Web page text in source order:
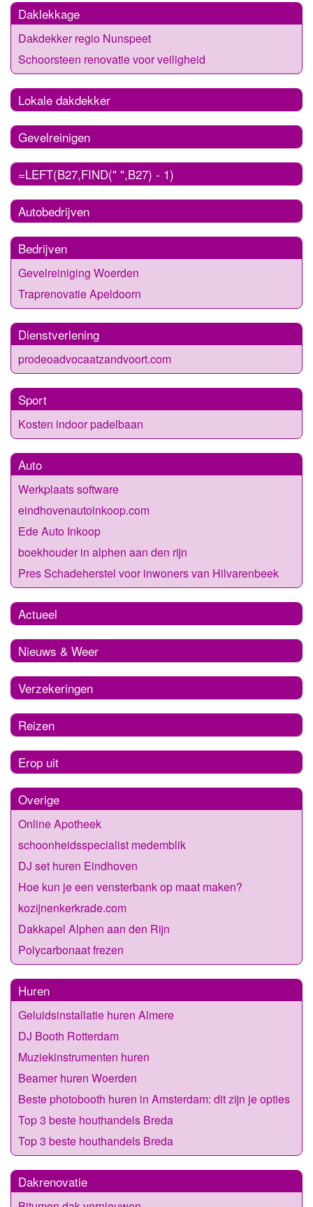
Daklekkage
Dakdekker regio Nunspeet
Schoorsteen renovatie voor veiligheid
Lokale dakdekker
Gevelreinigen
=LEFT(B27,FIND(" ",B27) - 1)
Autobedrijven
Bedrijven
Gevelreiniging Woerden
Traprenovatie Apeldoorn
Dienstverlening
prodeoadvocaatzandvoort.com
Sport
Kosten indoor padelbaan
Auto
Werkplaats software
eindhovenautoinkoop.com
Ede Auto Inkoop
boekhouder in alphen aan den rijn
Pres Schadeherstel voor inwoners van Hilvarenbeek
Actueel
Nieuws & Weer
Verzekeringen
Reizen
Erop uit
Overige
Online Apotheek
schoonheidsspecialist medemblik
DJ set huren Eindhoven
Hoe kun je een vensterbank op maat maken?
kozijnenkerkrade.com
Dakkapel Alphen aan den Rijn
Polycarbonaat frezen
Huren
Geluidsinstallatie huren Almere
DJ Booth Rotterdam
Muziekinstrumenten huren
Beamer huren Woerden
Beste photobooth huren in Amsterdam: dit zijn je opties
Top 3 beste houthandels Breda
Top 3 beste houthandels Breda
Dakrenovatie